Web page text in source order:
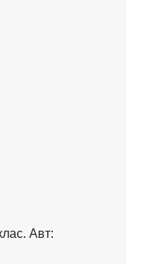
Авт: